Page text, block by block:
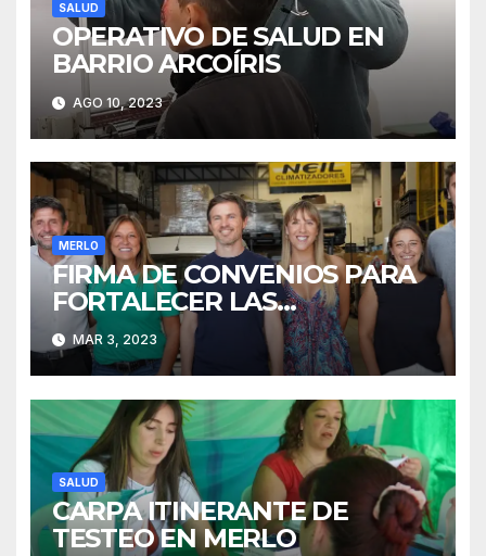
SALUD
OPERATIVO DE SALUD EN
BARRIO ARCOÍRIS
AGO 10, 2023
MERLO
FIRMA DE CONVENIOS PARA
FORTALECER LAS
INDUSTRIAS EN MERLO
MAR 3, 2023
SALUD
CARPA ITINERANTE DE
TESTEO EN MERLO